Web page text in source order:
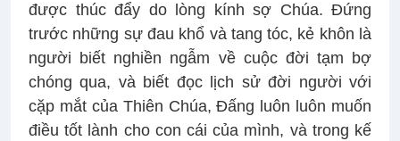
được thúc đẩy do lòng kính sợ Chúa. Đứng
trước những sự đau khổ và tang tóc, kẻ khôn là
người biết nghiền ngẫm về cuộc đời tạm bợ
chóng qua, và biết đọc lịch sử đời người với
cặp mắt của Thiên Chúa, Đấng luôn luôn muốn
điều tốt lành cho con cái của mình, và trong kế